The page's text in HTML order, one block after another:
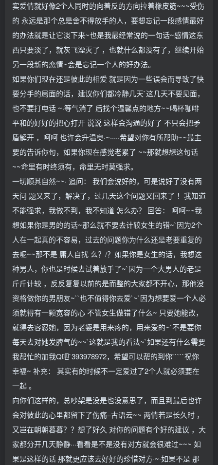
实爱情就好像2个人同时的向着反的方向拉着橡皮筋~~~受伤
的 永远是那个总是舍不得放手的人，要想忘记一段感情最好
的办法就是让它淡下来~也是我最经常说的一句话~感情这东
西只要淡了，就灰飞湮灭了 ，也就什么都没有了，继续开始
另一段新的恋情~会是忘记一个人的好办法。
如果你们现在还是彼此的相爱 就是因为一些误会而导致了快
要分手的局面的话，建议你们都冷静几天`这几天不要见面，
也不要打电话 ~·等气消了 后找个温馨点的地方~~喝杯咖啡
平和的好好的把心打开 说说 这样会沟通的好了 不只会把矛
盾解开 ，呵呵 也许会升温奥·~·····希望对你有所帮助~~最主
要的告诉你句，如果你现在感觉老累了 ~~那就想想这句话
~~命里有时终须有，命里无时莫强求。
一切顺其自然~~· 追问： 我们会说好的，可是说好了没有两
天问 题又来了，解决了，过几天这个问题又回来了 ！我知道
不能强求，我做不到，我不知道 怎么办？ 回答： 呵呵~~我
想如果你是男的的话~那么就不要去计较女生的错~`因为2个
人在一起真的不容易，过去的问题你为什么还是老要重复的
去呢~~那不是 庸人自扰 么？/？如果你是女生的话，我想这
种男人，你也是时候去试着放手了~`因为一个大男人的老是
斤斤计较 ，反反复复以前的是而整的大家都不开心，那他没
资格做你的男朋友~``也不值得你去爱`~`因为想要爱一个人必
须就得有一颗宽容的心 不管女生做错了什么~ 只要她能改，
就得去容忍她，因为老婆是用来疼的，用来爱的~`不是要你
每天去对她发脾气的~~`这就是我的看法~`如果还有什么需要
我帮忙的加我Q吧`393978972，希望可以帮的到你`````祝你
幸福~ 补充： 其实有的时候不一定爱过了2个人就必须要在
一起 。
向你们这样的，总吵架是没是也没意思了，而且到最后也许
会对彼此的心里都留下了伤痛··古语云~~ 两情若是长久时 ，
又岂在朝朝暮暮？？想了好久 对你的问题有个好的建议 ，大
家都分开几天静静···看看是不是没有对方就会很难过~~~ 如
果是这样的话 那就更应该去好好的珍惜对方·~·如果不是 那